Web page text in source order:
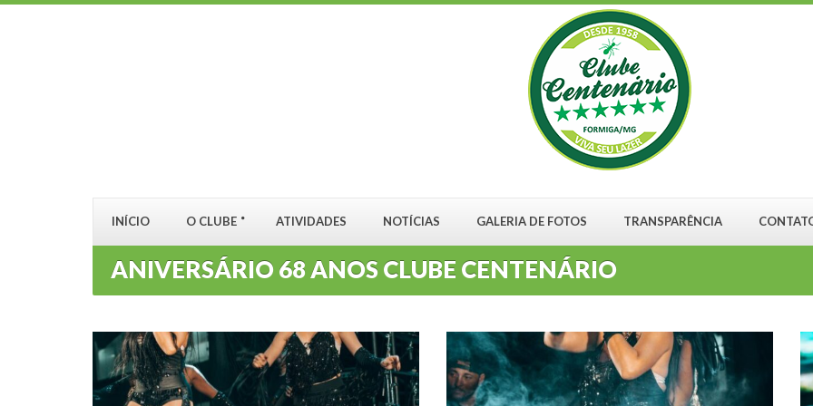
INÍCIO O CLUBE ATIVIDADES NOTÍCIAS GALERIA DE FOTOS TRANSPARÊNCIA
ANIVERSÁRIO 68 ANOS CLUBE CENTENÁRIO